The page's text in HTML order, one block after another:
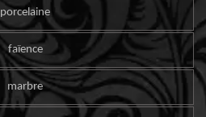
porcelaine
faïence
marbre